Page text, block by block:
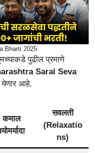
Bharti 2025
पुढील प्रमाणे
Saral Seva
येणार आहे.
कमाल
सवलती
(Relaxatio
ns)